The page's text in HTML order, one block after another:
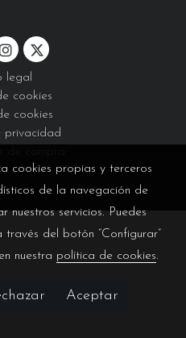
legal
cookies
cookies
privacidad
cookies propias y terceros
de la navegación de
nuestros servicios. Puedes
del botón “Configurar”
nuestra política de cookies.
Aceptar